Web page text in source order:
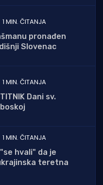
1 MIN. ČITANJA
pronađen
Slovenac
1 MIN. ČITANJA
Dani sv.
1 MIN. ČITANJA
hvali" da je
teretna